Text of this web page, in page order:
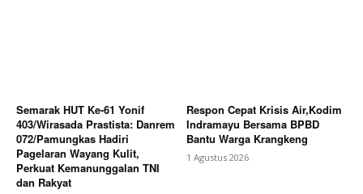
Berita Lainnya Puluhan Tahun Terpisah Sungai, Dua
Desa di Brebes Kini Terhubung Jembatan Gantung
Perintis
Semarak HUT Ke-61 Yonif
403/Wirasada Prastista: Danrem
072/Pamungkas Hadiri
Pagelaran Wayang Kulit,
Perkuat Kemanunggalan TNI
dan Rakyat
Respon Cepat Krisis Air,Kodim
Indramayu Bersama BPBD
Bantu Warga Krangkeng
1 Agustus 2026